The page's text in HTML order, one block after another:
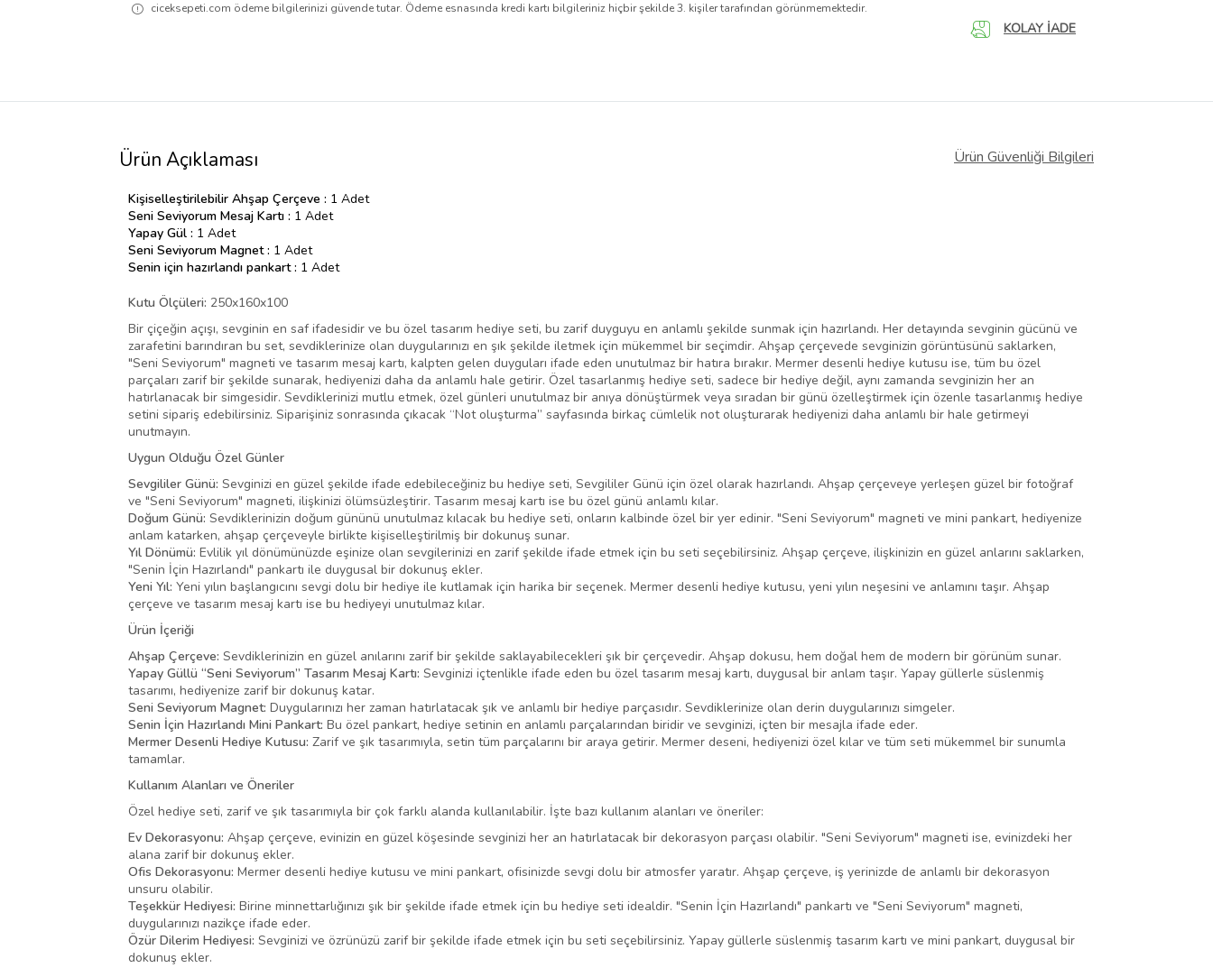
ciceksepeti.com ödeme bilgilerinizi güvende tutar. Ödeme esnasında kredi kartı bilgileriniz hiçbir şekilde 3. kişiler tarafından görünmemektedir.
KOLAY İADE
Ürün Açıklaması Ürün Güvenliği Bilgileri
Kişiselleştirilebilir Ahşap Çerçeve : 1 Adet
Seni Seviyorum Mesaj Kartı : 1 Adet
Yapay Gül : 1 Adet
Seni Seviyorum Magnet : 1 Adet
Senin için hazırlandı pankart : 1 Adet
Kutu Ölçüleri: 250x160x100
Bir çiçeğin açışı, sevginin en saf ifadesidir ve bu özel tasarım hediye seti, bu zarif duyguyu en anlamlı şekilde sunmak için hazırlandı. Her detayında sevginin gücünü ve
zarafetini barındıran bu set, sevdiklerinize olan duygularınızı en şık şekilde iletmek için mükemmel bir seçimdir. Ahşap çerçevede sevginizin görüntüsünü saklarken,
"Seni Seviyorum" magneti ve tasarım mesaj kartı, kalpten gelen duyguları ifade eden unutulmaz bir hatıra bırakır. Mermer desenli hediye kutusu ise, tüm bu özel
parçaları zarif bir şekilde sunarak, hediyenizi daha da anlamlı hale getirir. Özel tasarlanmış hediye seti, sadece bir hediye değil, aynı zamanda sevginizin her an
hatırlanacak bir simgesidir. Sevdiklerinizi mutlu etmek, özel günleri unutulmaz bir anıya dönüştürmek veya sıradan bir günü özelleştirmek için özenle tasarlanmış hediye
setini sipariş edebilirsiniz. Siparişiniz sonrasında çıkacak “Not oluşturma” sayfasında birkaç cümlelik not oluşturarak hediyenizi daha anlamlı bir hale getirmeyi
unutmayın.
Uygun Olduğu Özel Günler
Sevgililer Günü: Sevginizi en güzel şekilde ifade edebileceğiniz bu hediye seti, Sevgililer Günü için özel olarak hazırlandı. Ahşap çerçeveye yerleşen güzel bir fotoğraf
ve "Seni Seviyorum" magneti, ilişkinizi ölümsüzleştirir. Tasarım mesaj kartı ise bu özel günü anlamlı kılar.
Doğum Günü: Sevdiklerinizin doğum gününü unutulmaz kılacak bu hediye seti, onların kalbinde özel bir yer edinir. "Seni Seviyorum" magneti ve mini pankart, hediyenize
anlam katarken, ahşap çerçeveyle birlikte kişiselleştirilmiş bir dokunuş sunar.
Yıl Dönümü: Evlilik yıl dönümünüzde eşinize olan sevgilerinizi en zarif şekilde ifade etmek için bu seti seçebilirsiniz. Ahşap çerçeve, ilişkinizin en güzel anlarını saklarken,
"Senin İçin Hazırlandı" pankartı ile duygusal bir dokunuş ekler.
Yeni Yıl: Yeni yılın başlangıcını sevgi dolu bir hediye ile kutlamak için harika bir seçenek. Mermer desenli hediye kutusu, yeni yılın neşesini ve anlamını taşır. Ahşap
çerçeve ve tasarım mesaj kartı ise bu hediyeyi unutulmaz kılar.
Ürün İçeriği
Ahşap Çerçeve: Sevdiklerinizin en güzel anılarını zarif bir şekilde saklayabilecekleri şık bir çerçevedir. Ahşap dokusu, hem doğal hem de modern bir görünüm sunar.
Yapay Güllü “Seni Seviyorum” Tasarım Mesaj Kartı: Sevginizi içtenlikle ifade eden bu özel tasarım mesaj kartı, duygusal bir anlam taşır. Yapay güllerle süslenmiş
tasarımı, hediyenize zarif bir dokunuş katar.
Seni Seviyorum Magnet: Duygularınızı her zaman hatırlatacak şık ve anlamlı bir hediye parçasıdır. Sevdiklerinize olan derin duygularınızı simgeler.
Senin İçin Hazırlandı Mini Pankart: Bu özel pankart, hediye setinin en anlamlı parçalarından biridir ve sevginizi, içten bir mesajla ifade eder.
Mermer Desenli Hediye Kutusu: Zarif ve şık tasarımıyla, setin tüm parçalarını bir araya getirir. Mermer deseni, hediyenizi özel kılar ve tüm seti mükemmel bir sunumla
tamamlar.
Kullanım Alanları ve Öneriler
Özel hediye seti, zarif ve şık tasarımıyla bir çok farklı alanda kullanılabilir. İşte bazı kullanım alanları ve öneriler:
Ev Dekorasyonu: Ahşap çerçeve, evinizin en güzel köşesinde sevginizi her an hatırlatacak bir dekorasyon parçası olabilir. "Seni Seviyorum" magneti ise, evinizdeki her
alana zarif bir dokunuş ekler.
Ofis Dekorasyonu: Mermer desenli hediye kutusu ve mini pankart, ofisinizde sevgi dolu bir atmosfer yaratır. Ahşap çerçeve, iş yerinizde de anlamlı bir dekorasyon
unsuru olabilir.
Teşekkür Hediyesi: Birine minnettarlığınızı şık bir şekilde ifade etmek için bu hediye seti idealdir. "Senin İçin Hazırlandı" pankartı ve "Seni Seviyorum" magneti,
duygularınızı nazikçe ifade eder.
Özür Dilerim Hediyesi: Sevginizi ve özrünüzü zarif bir şekilde ifade etmek için bu seti seçebilirsiniz. Yapay güllerle süslenmiş tasarım kartı ve mini pankart, duygusal bir
dokunuş ekler.